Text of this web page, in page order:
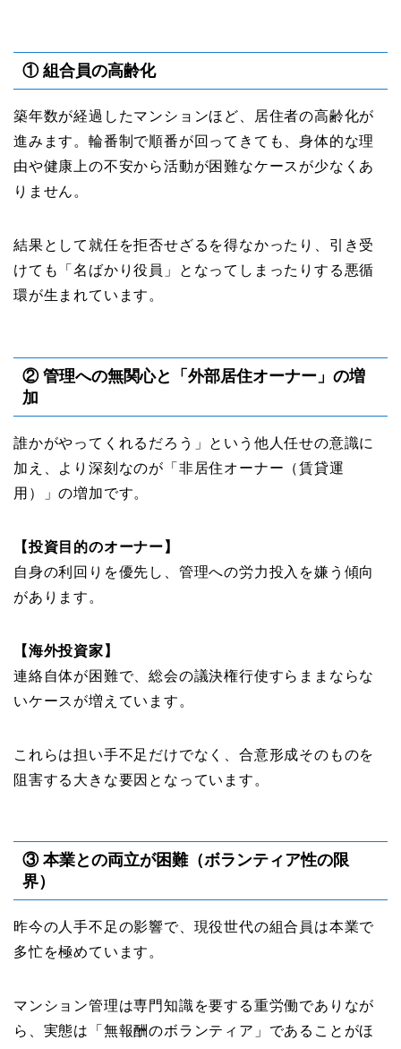
① 組合員の高齢化
築年数が経過したマンションほど、居住者の高齢化が
進みます。輪番制で順番が回ってきても、身体的な理
由や健康上の不安から活動が困難なケースが少なくあ
りません。
結果として就任を拒否せざるを得なかったり、引き受
けても「名ばかり役員」となってしまったりする悪循
環が生まれています。
② 管理への無関心と「外部居住オーナー」の増
加
誰かがやってくれるだろう」という他人任せの意識に
加え、より深刻なのが「非居住オーナー（賃貸運
用）」の増加です。
【投資目的のオーナー】
自身の利回りを優先し、管理への労力投入を嫌う傾向
があります。
【海外投資家】
連絡自体が困難で、総会の議決権行使すらままならな
いケースが増えています。
これらは担い手不足だけでなく、合意形成そのものを
阻害する大きな要因となっています。
③ 本業との両立が困難（ボランティア性の限
界）
昨今の人手不足の影響で、現役世代の組合員は本業で
多忙を極めています。
マンション管理は専門知識を要する重労働でありなが
ら、実態は「無報酬のボランティア」であることがほ